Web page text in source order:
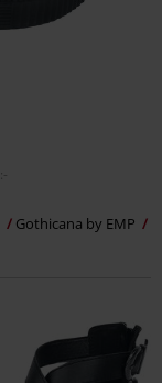
Gothicana by EMP